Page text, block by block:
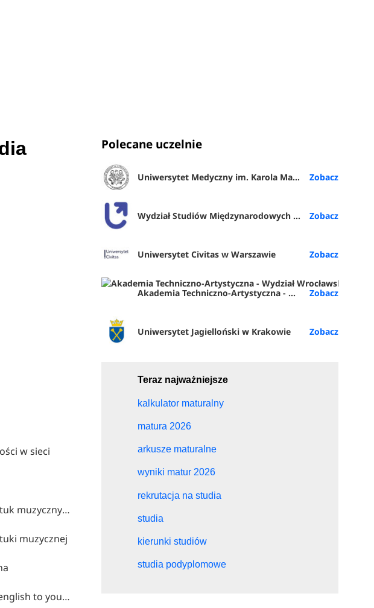
w sieci
Edukacja artystyczna w zakresie sztuk muzycznych
muzycznej
Graduate programme in teaching english to young learners
Polecane uczelnie
Uniwersytet Medyczny im. Karola Marcinkowskiego w Poznaniu
Wydział Studiów Międzynarodowych i Politologicznych UŁ
Uniwersytet Civitas w Warszawie
Akademia Techniczno-Artystyczna - Wydział Wrocławska Akademia Biznesu (ATA Wrocław)
Uniwersytet Jagielloński w Krakowie
Teraz najważniejsze
kalkulator maturalny
matura 2026
arkusze maturalne
wyniki matur 2026
rekrutacja na studia
studia
kierunki studiów
studia podyplomowe